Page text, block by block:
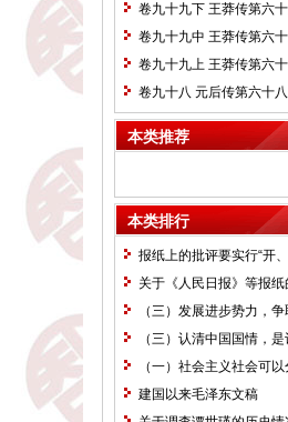
卷九十九下 王莽传第六
卷九十九中 王莽传第六
卷九十九上 王莽传第六
卷九十八 元后传第六十八
本类推荐
本类排行
报纸上的批评要实行“开
方针*
关于《人民日报》等报
的批语〔1〕
（三）发展进步势力，
力，孤立顽固势力
（三）认清中国国情，
命一切问题的基本依据
（一）社会主义社会可
和比较发达两个阶段
建国以来毛泽东文稿